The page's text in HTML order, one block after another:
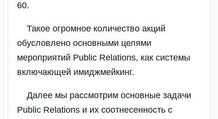
60.
Такое огромное количество акций
обусловлено основными целями
мероприятий Public Relations, как системы
включающей имиджмейкинг.
Далее мы рассмотрим основные задачи
Public Relations и их соотнесенность с